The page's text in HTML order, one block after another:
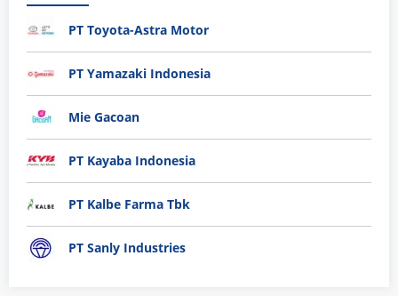
PT Toyota-Astra Motor
PT Yamazaki Indonesia
Mie Gacoan
PT Kayaba Indonesia
PT Kalbe Farma Tbk
PT Sanly Industries